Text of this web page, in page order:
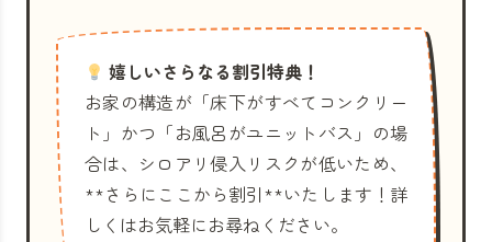
嬉しいさらなる割引特典！
お家の構造が「床下がすべてコンクリー
ト」かつ「お風呂がユニットバス」の場
合は、シロアリ侵入リスクが低いため、
**さらにここから割引**いたします！詳
しくはお気軽にお尋ねください。